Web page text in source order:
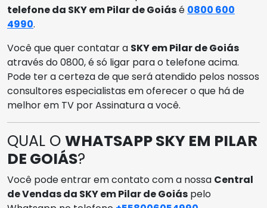
telefone da SKY em Pilar de Goiásé 0800 600
4990.
Você que quer contatar a SKY em Pilar de Goiás
através do 0800, é só ligar para o telefone acima.
Pode ter a certeza de que será atendido pelos nossos
consultores especialistas em oferecer o que há de
melhor em TV por Assinatura a você.
QUAL O WHATSAPP SKY EM PILAR
DE GOIÁS?
Você pode entrar em contato com a nossa Central
de Vendas da SKY em Pilar de Goiás pelo